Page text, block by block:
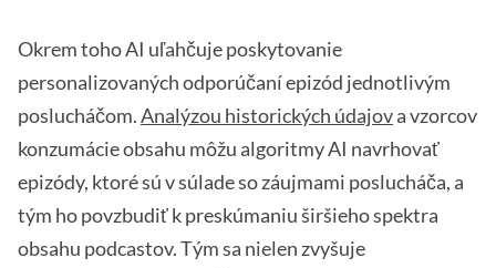
Okrem toho AI uľahčuje poskytovanie
personalizovaných odporúčaní epizód jednotlivým
poslucháčom.Analýzou historických údajova vzorcov
konzumácie obsahu môžu algoritmy AI navrhovať
epizódy, ktoré sú v súlade so záujmami poslucháča, a
tým ho povzbudiť k preskúmaniu širšieho spektra
obsahu podcastov. Tým sa nielen zvyšuje